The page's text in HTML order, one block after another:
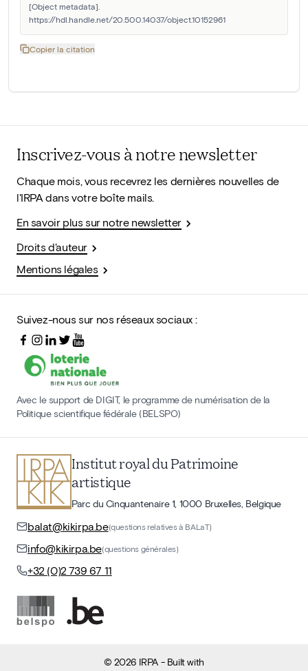
[Object metadata].
https://hdl.handle.net/20.500.14037/object.10152961
Copier la citation
Inscrivez-vous à notre newsletter
Chaque mois, vous recevrez les dernières nouvelles de
l'IRPA dans votre boîte mails.
En savoir plus sur notre newsletter
Droits d'auteur
Mentions légales
Suivez-nous sur nos réseaux sociaux :
Avec le support de DIGIT, le programme de numérisation de la
Politique scientifique fédérale (BELSPO)
Institut royal du Patrimoine
artistique
Parc du Cinquantenaire 1, 1000 Bruxelles, Belgique
balat@kikirpa.be(questions relatives à BALaT)
info@kikirpa.be(questions générales)
+32 (0)2 739 67 11
©2026 IRPA- Built with